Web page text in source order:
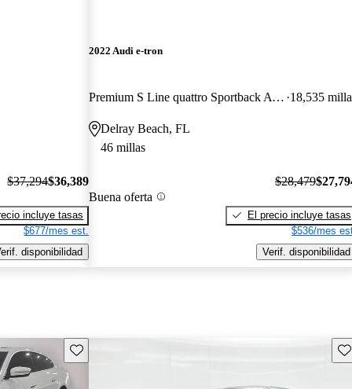
$37,294$36,389
incluye tasas
$677/mes est.
disponibilidad
2022 Audi e-tron
Premium S Line quattro Sportback AWD 18,535
Delray Beach, FL
46 millas
Buena oferta
$28,479
El precio incluye tasas
$536/mes
Verif. disponibilidad
Guarda este Aviso